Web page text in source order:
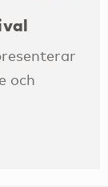
och